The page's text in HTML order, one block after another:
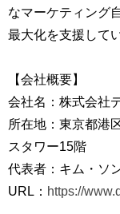
なマーケティング
最大化を支援して
【会社概要】
会社名：株式会社
所在地：東京都港
スタワー15階
代表者：キム・ソ
URL： https://